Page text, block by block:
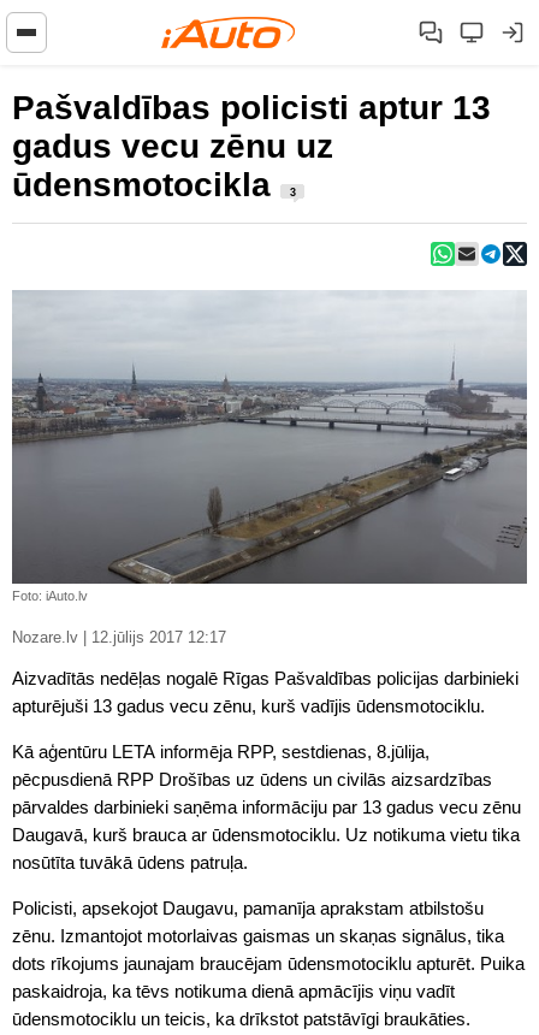
Pašvaldības policisti aptur 13
gadus vecu zēnu uz
ūdensmotocikla
3
Foto: iAuto.lv
Nozare.lv | 12.jūlijs 2017 12:17
Aizvadītās nedēļas nogalē Rīgas Pašvaldības policijas darbinieki
apturējuši 13 gadus vecu zēnu, kurš vadījis ūdensmotociklu.
Kā aģentūru LETA informēja RPP, sestdienas, 8.jūlija,
pēcpusdienā RPP Drošības uz ūdens un civilās aizsardzības
pārvaldes darbinieki saņēma informāciju par 13 gadus vecu zēnu
Daugavā, kurš brauca ar ūdensmotociklu. Uz notikuma vietu tika
nosūtīta tuvākā ūdens patruļa.
Policisti, apsekojot Daugavu, pamanīja aprakstam atbilstošu
zēnu. Izmantojot motorlaivas gaismas un skaņas signālus, tika
dots rīkojums jaunajam braucējam ūdensmotociklu apturēt. Puika
paskaidroja, ka tēvs notikuma dienā apmācījis viņu vadīt
ūdensmotociklu un teicis, ka drīkstot patstāvīgi braukāties.